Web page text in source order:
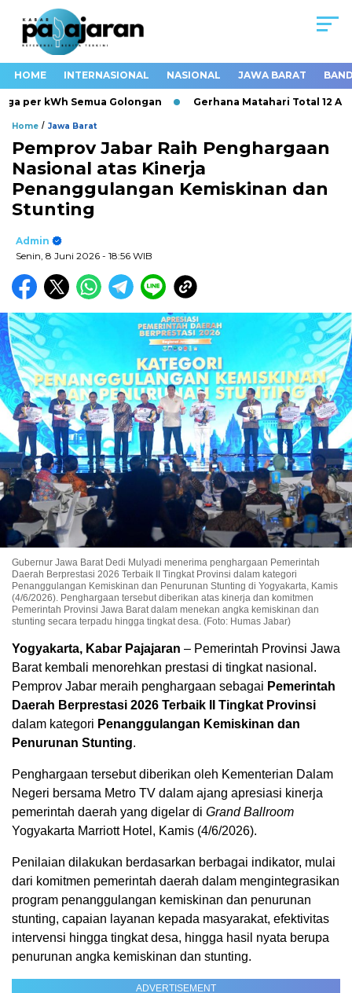
HOME INTERNASIONAL NASIONAL JAWA BARAT
per kWh Semua Golongan Gerhana Matahari Total 12
Home / Jawa Barat
Pemprov Jabar Raih Penghargaan
Nasional atas Kinerja
Penanggulangan Kemiskinan dan
Stunting
Admin
Senin, 8 Juni 2026 - 18:56 WIB
Gubernur Jawa Barat Dedi Mulyadi menerima penghargaan Pemerintah
Daerah Berprestasi 2026 Terbaik II Tingkat Provinsi dalam kategori
Penanggulangan Kemiskinan dan Penurunan Stunting di Yogyakarta, Kamis
(4/6/2026). Penghargaan tersebut diberikan atas kinerja dan komitmen
Pemerintah Provinsi Jawa Barat dalam menekan angka kemiskinan dan
stunting secara terpadu hingga tingkat desa. (Foto: Humas Jabar)
Yogyakarta, Kabar Pajajaran – Pemerintah Provinsi Jawa
Barat kembali menorehkan prestasi di tingkat nasional.
Pemprov Jabar meraih penghargaan sebagai Pemerintah
Daerah Berprestasi 2026 Terbaik II Tingkat Provinsi
dalam kategori Penanggulangan Kemiskinan dan
Penurunan Stunting.
Penghargaan tersebut diberikan oleh Kementerian Dalam
Negeri bersama Metro TV dalam ajang apresiasi kinerja
pemerintah daerah yang digelar di Grand Ballroom
Yogyakarta Marriott Hotel, Kamis (4/6/2026).
Penilaian dilakukan berdasarkan berbagai indikator, mulai
dari komitmen pemerintah daerah dalam mengintegrasikan
program penanggulangan kemiskinan dan penurunan
stunting, capaian layanan kepada masyarakat, efektivitas
intervensi hingga tingkat desa, hingga hasil nyata berupa
penurunan angka kemiskinan dan stunting.
ADVERTISEMENT